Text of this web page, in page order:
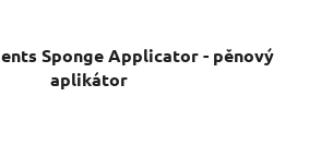
Sponge Applicator - pěnový
aplikátor